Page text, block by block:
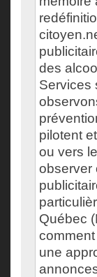
des
Services
pilotent
ou vers
observer
Québec
une